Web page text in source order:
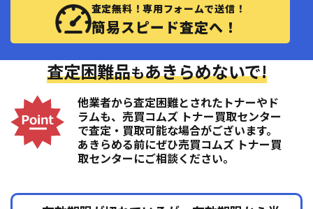
査定無料！専用フォームで送信！
簡易スピード査定へ！
査定困難品もあきらめないで!
他業者から査定困難とされたトナーやド
ラムも、売買コムズ トナー買取センター
で査定・買取可能な場合がございます。
あきらめる前にぜひ売買コムズ トナー買
取センターにご相談ください。